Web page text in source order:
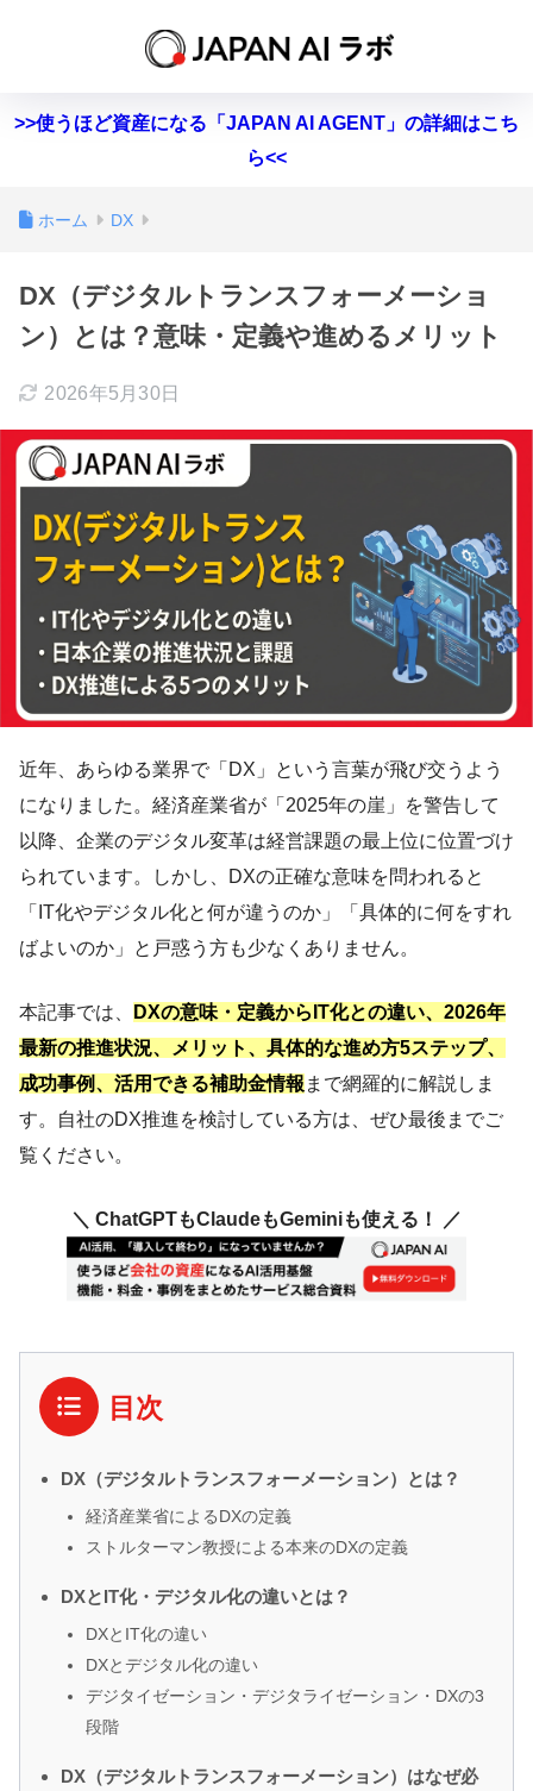
>>使うほど資産になる「JAPAN AI AGENT」の詳細はこち
ら<<
ホーム DX
DX（デジタルトランスフォーメーショ
ン）とは？意味・定義や進めるメリット
2026年5月30日
近年、あらゆる業界で「DX」という言葉が飛び交うよう
になりました。経済産業省が「2025年の崖」を警告して
以降、企業のデジタル変革は経営課題の最上位に位置づけ
られています。しかし、DXの正確な意味を問われると
「IT化やデジタル化と何が違うのか」「具体的に何をすれ
ばよいのか」と戸惑う方も少なくありません。
本記事では、
DXの意味・定義からIT化との違い、2026年
最新の推進状況、メリット、具体的な進め方5ステップ、
成功事例、活用できる補助金情報 まで網羅的に解説しま
す。自社のDX推進を検討している方は、ぜひ最後までご
覧ください。
＼ ChatGPTもClaudeもGeminiも使える！ ／
目次
DX（デジタルトランスフォーメーション）とは？
経済産業省によるDXの定義
ストルターマン教授による本来のDXの定義
DXとIT化・デジタル化の違いとは？
DXとIT化の違い
DXとデジタル化の違い
デジタイゼーション・デジタライゼーション・DXの3
段階
DX（デジタルトランスフォーメーション）はなぜ必